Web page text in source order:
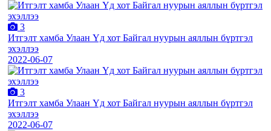
3
Итгэлт хамба Улаан Үд хот Байгал нуурын аяллын бүртгэл
эхэллээ
2022-06-07
3
Итгэлт хамба Улаан Үд хот Байгал нуурын аяллын бүртгэл
эхэллээ
2022-06-07